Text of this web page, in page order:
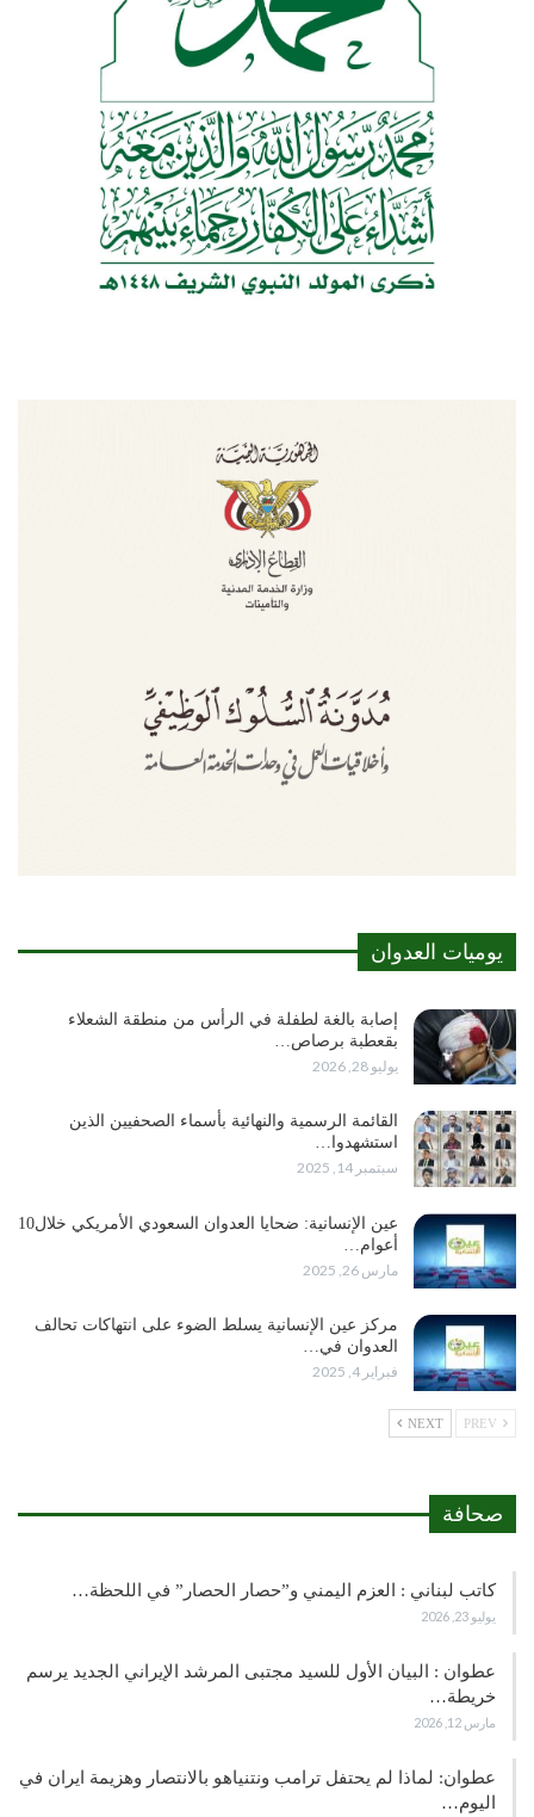
يوميات العدوان
إصابة بالغة لطفلة في الرأس من منطقة الشعلاء
بقعطبة برصاص…
يوليو 28, 2026
القائمة الرسمية والنهائية بأسماء الصحفيين الذين
استشهدوا…
سبتمبر 14, 2025
عين الإنسانية: ضحايا العدوان السعودي الأمريكي خلال10
أعوام…
مارس 26, 2025
مركز عين الإنسانية يسلط الضوء على انتهاكات تحالف
العدوان في…
فبراير 4, 2025
NEXT
صحافة
كاتب لبناني : العزم اليمني و”حصار الحصار” في اللحظة…
يوليو 23, 2026
عطوان : البيان الأول للسيد مجتبى المرشد الإيراني الجديد يرسم
خريطة…
مارس 12, 2026
عطوان: لماذا لم يحتفل ترامب ونتنياهو بالانتصار وهزيمة ايران في
اليوم…